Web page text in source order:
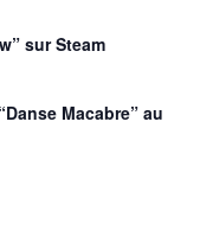
sur Steam
Macabre” au